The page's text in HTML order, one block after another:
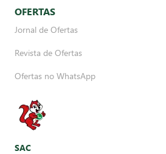
OFERTAS
Jornal de Ofertas
Revista de Ofertas
Ofertas no WhatsApp
SAC